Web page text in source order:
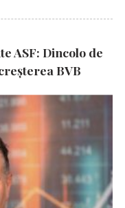
ASF: Dincolo de
BVB